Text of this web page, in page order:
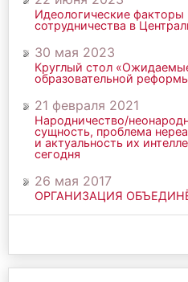
Идеологические
сотрудничества в
30 мая 2023
Круглый стол
образовательной
21 февраля 2021
Народничество/
сущность, проблема
и актуальность их
сегодня
26 мая 2017
ОРГАНИЗАЦИЯ